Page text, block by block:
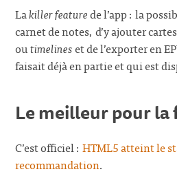
Lakiller featurede l’app : la
carnet de notes, d’y ajouter
outimelineset de l’exporter en
faisait déjà en partie et qui est
Le meilleur pour la
C’est officiel :HTML5 atteint le
recommandation.